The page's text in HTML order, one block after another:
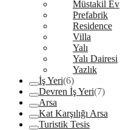
Müstakil Ev
Prefabrik
Residence
Villa
Yalı
Yalı Dairesi
Yazlık
İş Yeri(6)
Devren İş Yeri(7)
Arsa
Kat Karşılığı Arsa
Turistik Tesis